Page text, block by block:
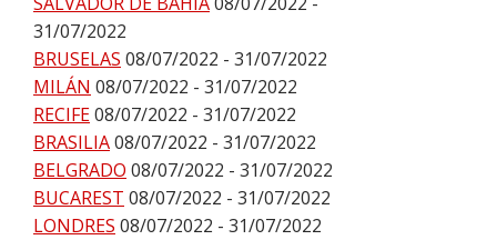
31/07/2022
BRUSELAS 08/07/2022 - 31/07/2022
MILÁN 08/07/2022 - 31/07/2022
RECIFE08/07/2022 - 31/07/2022
BRASILIA08/07/2022 - 31/07/2022
BELGRADO 08/07/2022 - 31/07/2022
BUCAREST 08/07/2022 - 31/07/2022
LONDRES 08/07/2022 - 31/07/2022